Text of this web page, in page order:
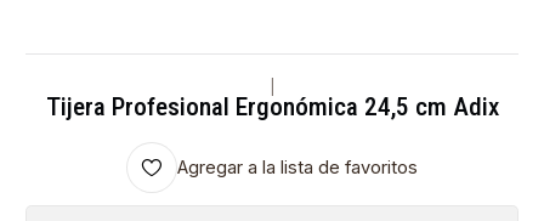
Tijera Profesional Ergonómica 24,5 cm Adix
Agregar a la lista de favoritos